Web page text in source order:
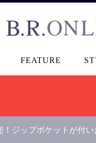
FEATURE
！ジップポケットが付